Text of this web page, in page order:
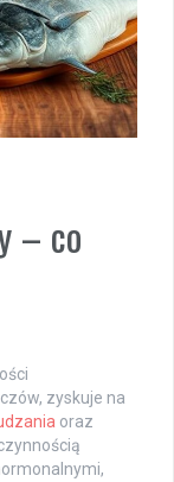
– co
zyskuje na
oraz